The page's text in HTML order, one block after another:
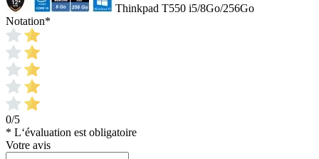
Thinkpad T550 i5/8Go/256Go
Notation*
0/5
* L‘évaluation est obligatoire
Votre avis